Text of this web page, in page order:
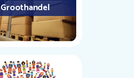
Groothandel